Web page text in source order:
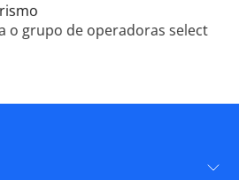
o grupo de operadoras select